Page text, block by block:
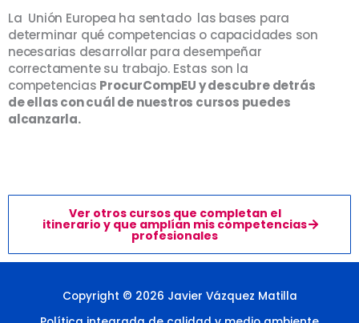
La Unión Europea ha sentado las bases para
determinar qué competencias o capacidades son
necesarias desarrollar para desempeñar
correctamente su trabajo. Estas son la
competencias ProcurCompEU y descubre detrás
de ellas con cuál de nuestros cursos puedes
alcanzarla.
Ver otros cursos que completan el
itinerario y que amplían mis competencias
profesionales
Copyright © 2026 Javier Vázquez Matilla